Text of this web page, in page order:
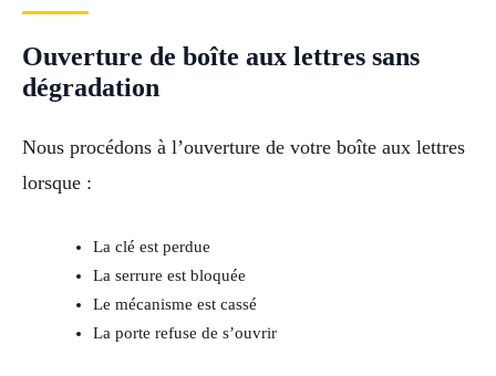
Ouverture de boîte aux lettres sans
dégradation
Nous procédons à l’ouverture de votre boîte aux lettres
lorsque :
La clé est perdue
La serrure est bloquée
Le mécanisme est cassé
La porte refuse de s’ouvrir